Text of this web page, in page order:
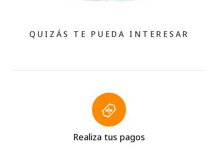
QUIZÁS TE PUEDA INTERESAR
Realiza tus pagos